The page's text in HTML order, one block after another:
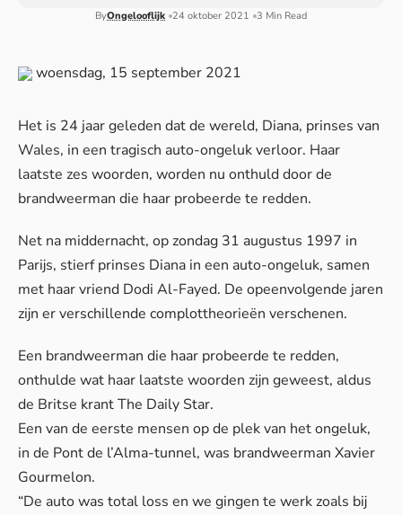
ByOngelooflijk 24 oktober 2021 3 Min Read
woensdag, 15 september 2021
Het is 24 jaar geleden dat de wereld, Diana, prinses van
Wales, in een tragisch auto-ongeluk verloor. Haar
laatste zes woorden, worden nu onthuld door de
brandweerman die haar probeerde te redden.
Net na middernacht, op zondag 31 augustus 1997 in
Parijs, stierf prinses Diana in een auto-ongeluk, samen
met haar vriend Dodi Al-Fayed. De opeenvolgende jaren
zijn er verschillende complottheorieën verschenen.
Een brandweerman die haar probeerde te redden,
onthulde wat haar laatste woorden zijn geweest, aldus
de Britse krantThe Daily Star.
Een van de eerste mensen op de plek van het ongeluk,
in de Pont de l’Alma-tunnel, was brandweerman Xavier
Gourmelon.
“De auto was total loss en we gingen te werk zoals bij